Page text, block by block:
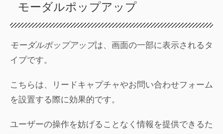
モーダルポップアップ
モーダルポップアップは、画面の一部に表示されるタ
イプです。
こちらは、リードキャプチャやお問い合わせフォーム
を設置する際に効果的です。
ユーザーの操作を妨げることなく情報を提供できるた